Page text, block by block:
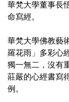
華梵大學董事長
命寫經。
華梵大學佛教藝
羅花雨」多彩心
獨一無二，沒有
莊嚴的心經書寫
例。